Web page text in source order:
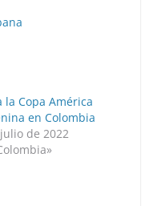
la Copa América
en Colombia
de 2022